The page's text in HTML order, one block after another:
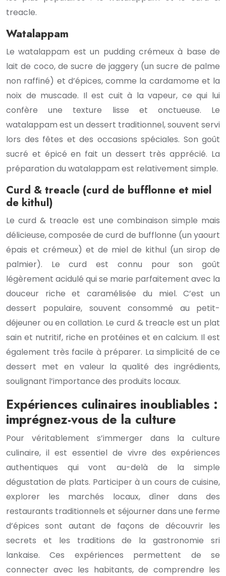
treacle.
Watalappam
Le watalappam est un pudding crémeux à base de
lait de coco, de sucre de jaggery (un sucre de palme
non raffiné) et d’épices, comme la cardamome et la
noix de muscade. Il est cuit à la vapeur, ce qui lui
confère une texture lisse et onctueuse. Le
watalappam est un dessert traditionnel, souvent servi
lors des fêtes et des occasions spéciales. Son goût
sucré et épicé en fait un dessert très apprécié. La
préparation du watalappam est relativement simple.
Curd & treacle (curd de bufflonne et miel
de kithul)
Le curd & treacle est une combinaison simple mais
délicieuse, composée de curd de bufflonne (un yaourt
épais et crémeux) et de miel de kithul (un sirop de
palmier). Le curd est connu pour son goût
légèrement acidulé qui se marie parfaitement avec la
douceur riche et caramélisée du miel. C’est un
dessert populaire, souvent consommé au petit-
déjeuner ou en collation. Le curd & treacle est un plat
sain et nutritif, riche en protéines et en calcium. Il est
également très facile à préparer. La simplicité de ce
dessert met en valeur la qualité des ingrédients,
soulignant l’importance des produits locaux.
Expériences culinaires inoubliables :
imprégnez-vous de la culture
Pour véritablement s’immerger dans la culture
culinaire, il est essentiel de vivre des expériences
authentiques qui vont au-delà de la simple
dégustation de plats. Participer à un cours de cuisine,
explorer les marchés locaux, dîner dans des
restaurants traditionnels et séjourner dans une ferme
d’épices sont autant de façons de découvrir les
secrets et les traditions de la gastronomie sri
lankaise. Ces expériences permettent de se
connecter avec les habitants, de comprendre les